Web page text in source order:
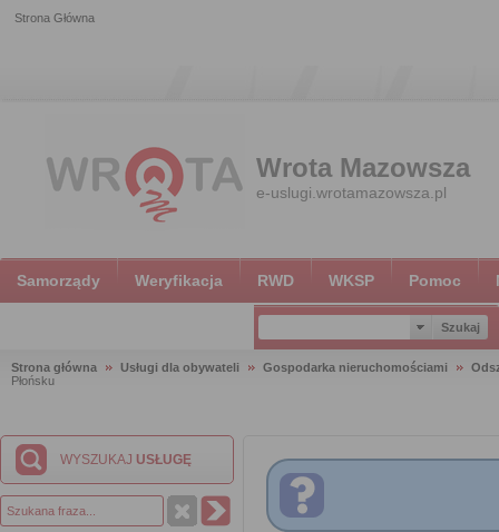
Strona Główna
Wrota Mazowsza
e-uslugi.wrotamazowsza.pl
Samorządy Weryfikacja RWD WKSP Pomoc
Strona główna Usługi dla obywateli Gospodarka nieruchomościami
Płońsku
WYSZUKAJ USŁUGĘ